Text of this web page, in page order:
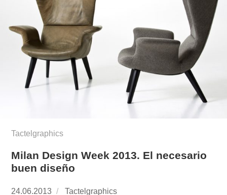
Tactelgraphics
Milan Design Week 2013. El necesario
buen diseño
Publicado
24.06.2013 https://www.experimenta.es/author/
Tactelgraphics